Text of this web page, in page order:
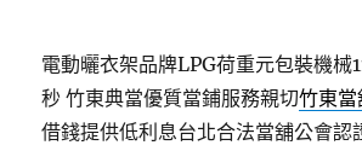
電動曬衣架品牌LPG荷重元包裝機械
秒 竹東典當優質當鋪服務親切竹東當
借錢提供低利息台北合法當舖公會認